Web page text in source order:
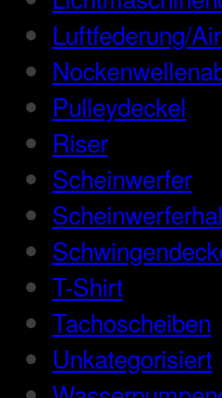
Luftfederung/
Pulleydeckel
Riser
Scheinwerfer
T-Shirt
Tachoscheiben
Unkategorisiert